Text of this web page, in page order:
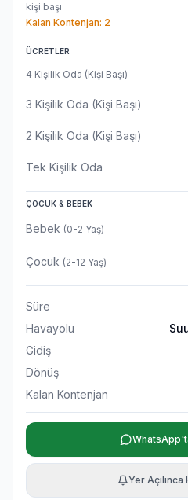
kişi başı
Kalan Kontenjan: 2
ÜCRETLER
4 Kişilik Oda (Kişi Başı)
3 Kişilik Oda (Kişi Başı)
2 Kişilik Oda (Kişi Başı)
Tek Kişilik Oda
ÇOCUK & BEBEK
Bebek (0-2 Yaş)
Çocuk (2-12 Yaş)
Süre
Havayolu
Gidiş
Dönüş
Kalan Kontenjan
Yer